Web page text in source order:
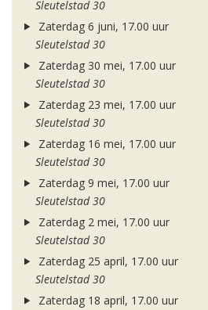
Sleutelstad 30
Zaterdag 6 juni, 17.00 uur
Sleutelstad 30
Zaterdag 30 mei, 17.00 uur
Sleutelstad 30
Zaterdag 23 mei, 17.00 uur
Sleutelstad 30
Zaterdag 16 mei, 17.00 uur
Sleutelstad 30
Zaterdag 9 mei, 17.00 uur
Sleutelstad 30
Zaterdag 2 mei, 17.00 uur
Sleutelstad 30
Zaterdag 25 april, 17.00 uur
Sleutelstad 30
Zaterdag 18 april, 17.00 uur